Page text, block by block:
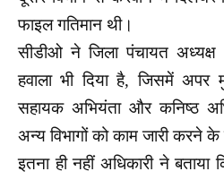
फाइल गतिमान थी।
सीडीओ ने जिला पंचायत
हवाला भी दिया है, जिसमें अपर
सहायक अभियंता और कनिष्ठ
अन्य विभागों को काम जारी करने के
इतना ही नहीं अधिकारी ने